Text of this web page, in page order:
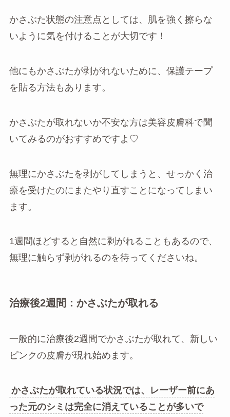
かさぶた状態の注意点としては、肌を強く擦らな
いように気を付けることが大切です！
他にもかさぶたが剥がれないために、保護テープ
を貼る方法もあります。
かさぶたが取れないか不安な方は美容皮膚科で聞
いてみるのがおすすめですよ♡
無理にかさぶたを剥がしてしまうと、せっかく治
療を受けたのにまたやり直すことになってしまい
ます。
1週間ほどすると自然に剥がれることもあるので、
無理に触らず剥がれるのを待ってくださいね。
治療後2週間：かさぶたが取れる
一般的に治療後2週間でかさぶたが取れて、新しい
ピンクの皮膚が現れ始めます。
かさぶたが取れている状況では、レーザー前にあ
った元のシミは完全に消えていることが多いで